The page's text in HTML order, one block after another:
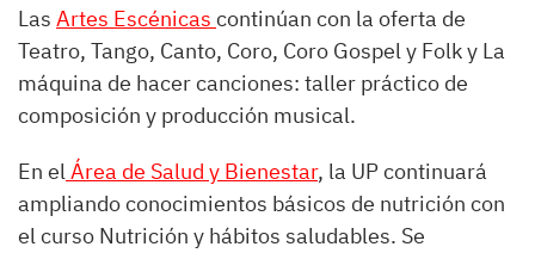
Las Artes Escénicas continúan con la oferta de
Teatro, Tango, Canto, Coro, Coro Gospel y Folk y La
máquina de hacer canciones: taller práctico de
composición y producción musical.
En elÁrea de Salud y Bienestar, la UP continuará
ampliando conocimientos básicos de nutrición con
el curso Nutrición y hábitos saludables. Se